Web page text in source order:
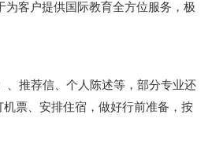
客户提供国际教育全方位服务，极
、推荐信、个人陈述等，部分专业还
票、安排住宿，做好行前准备，按